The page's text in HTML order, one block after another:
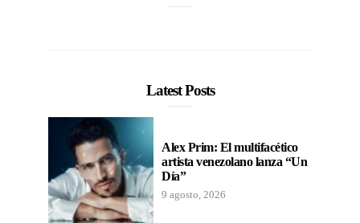
Latest Posts
Alex Prim: El multifacético
artista venezolano lanza “Un
Día”
9 agosto, 2026